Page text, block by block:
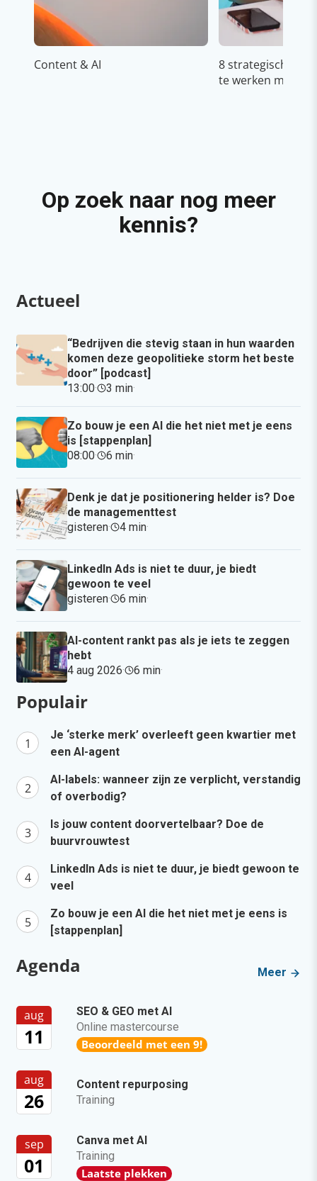
Content & AI
8 strategische
te werken met
Op zoek naar nog meer
kennis?
Actueel
“Bedrijven die stevig staan in hun waarden
komen deze geopolitieke storm het beste
door” [podcast]
13:00· 3 min·
Zo bouw je een AI die het niet met je eens
is [stappenplan]
08:00· 6 min·
Denk je dat je positionering helder is? Doe
de managementtest
gisteren· 4 min·
LinkedIn Ads is niet te duur, je biedt
gewoon te veel
gisteren· 6 min·
AI-content rankt pas als je iets te zeggen
hebt
4 aug 2026· 6 min·
Populair
Je ‘sterke merk’ overleeft geen kwartier met
een AI-agent
AI-labels: wanneer zijn ze verplicht, verstandig
of overbodig?
Is jouw content doorvertelbaar? Doe de
buurvrouwtest
LinkedIn Ads is niet te duur, je biedt gewoon te
veel
Zo bouw je een AI die het niet met je eens is
[stappenplan]
Agenda Meer
aug
11
SEO & GEO met AI
Online mastercourse
Beoordeeld met een 9!
aug
26
Content repurposing
Training
sep
01
Canva met AI
Training
Laatste plekken